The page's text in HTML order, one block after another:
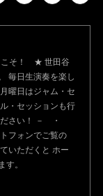
そ！ ★ 世田谷
毎日生演奏を楽し
曜日はジャム・セ
・セッションも行
ださい！ － ・
ォンでご覧の
いただくと ホー
。